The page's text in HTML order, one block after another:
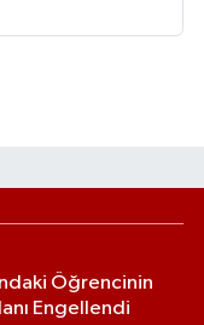
Öğrencinin
Engellendi